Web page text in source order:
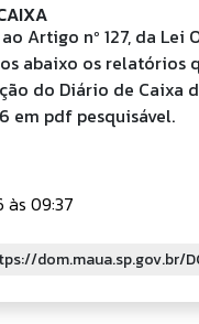
Artigo nº 127, da Lei
abaixo os relatórios
do Diário de Caixa
em pdf pesquisável.
09:37